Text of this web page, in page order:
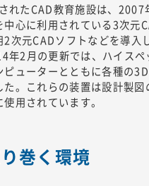
れたCAD教育施設は、2007
中心に利用されている3次元
2次元CADソフトなどを導入
年2月の更新では、ハイスペ
ピューターとともに各種の
た。これらの装置は設計製図
用されています。
巻く環境